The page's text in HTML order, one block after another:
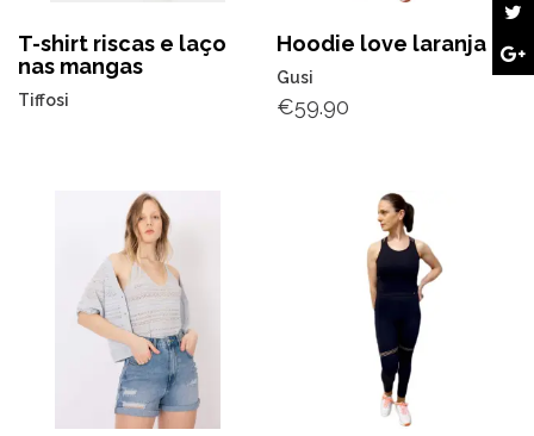
T-shirt riscas e laço
nas mangas
Tiffosi
Hoodie love laranja
Gusi
€59.90